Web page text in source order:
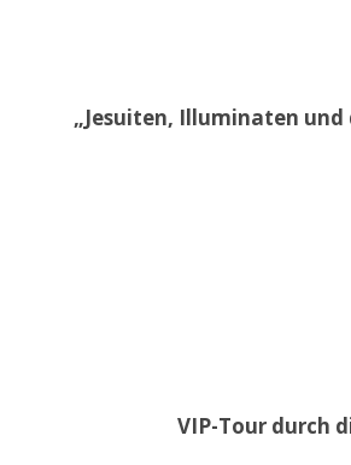
„Jesuiten, Illuminaten und
VIP-Tour durch